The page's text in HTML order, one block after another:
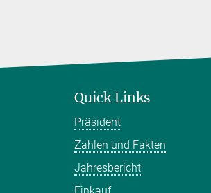
Quick Links
Präsident
Zahlen und Fakten
Jahresbericht